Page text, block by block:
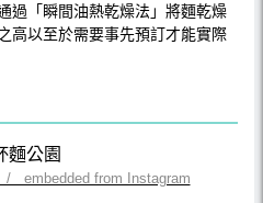
過「瞬間油熱乾燥法」將麵乾燥
高以至於需要事先預訂才能實際
/ embedded from Instagram